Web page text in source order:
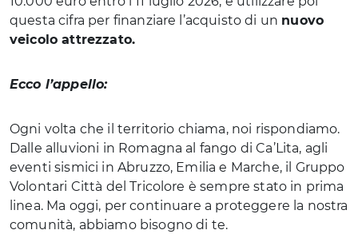
questa cifra per finanziare l’acquisto di un nuovo
veicolo attrezzato.
Ecco l’appello:
Ogni volta che il territorio chiama, noi rispondiamo.
Dalle alluvioni in Romagna al fango di Ca’Lita, agli
eventi sismici in Abruzzo, Emilia e Marche, il Gruppo
Volontari Città del Tricolore è sempre stato in prima
linea. Ma oggi, per continuare a proteggere la nostra
comunità, abbiamo bisogno di te.